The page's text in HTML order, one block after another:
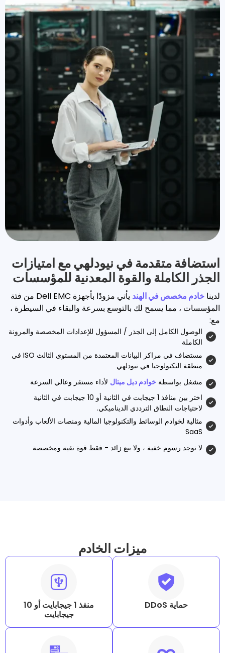
في نيودلهي مع امتيازات
والقوة المعدنية للمؤسسات
في الهند
يأتي مزودًا بأجهزة Dell EMC من فئة
يسمح لك بالتوسع بسرعة والبقاء في السيطرة ،
إلى الجذر / المسؤول للإعدادات المخصصة والمرونة
مستضاف في مراكز البيانات المعتمدة من المستوى الثالث ISO في
في نيودلهي
خوادم ديل ميتاللأداء مستقر وعالي السرعة
اختر بين منافذ 1 جيجابت في الثانية أو 10 جيجابت في الثانية
الترددي الديناميكي.
الوسائط والتكنولوجيا المالية ومنصات الألعاب وأدوات
خفية ، ولا بيع زائد - فقط قوة نقية ومخصصة
ميزات الخادم
منفذ 1 جيجابايت أو 10